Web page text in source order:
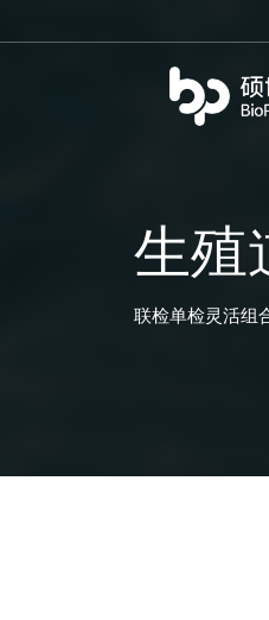
生殖
联检单检灵活组